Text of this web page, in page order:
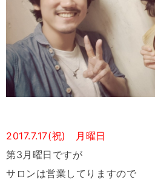
2017.7.17(祝) 月曜日
第3月曜日ですが
サロンは営業してりますので